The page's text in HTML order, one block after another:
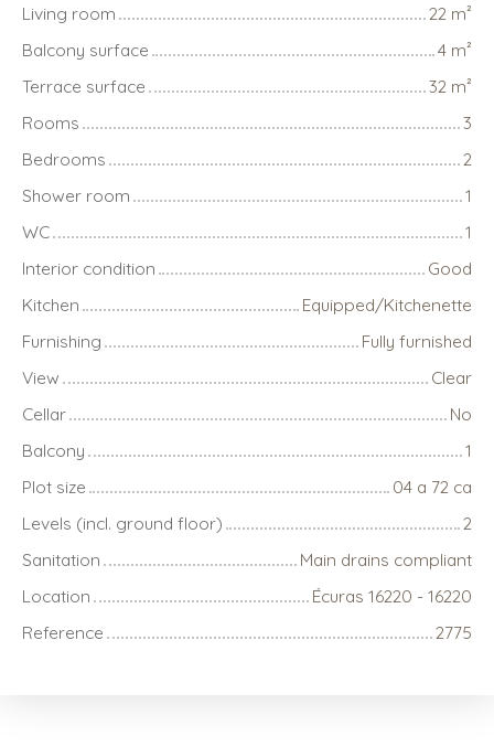
Living room
22 m²
Balcony surface
4 m²
Terrace surface
32 m²
Rooms
3
Bedrooms
2
Shower room
1
WC
1
Interior condition
Good
Kitchen
Equipped/Kitchenette
Furnishing
Fully furnished
View
Clear
Cellar
No
Balcony
1
Plot size
04 a 72 ca
Levels (incl. ground floor)
2
Sanitation
Main drains compliant
Location
Écuras 16220 - 16220
Reference
2775